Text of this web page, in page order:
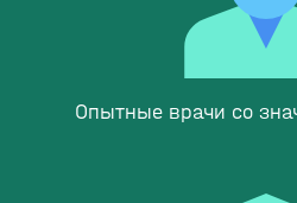
Опытные врачи со